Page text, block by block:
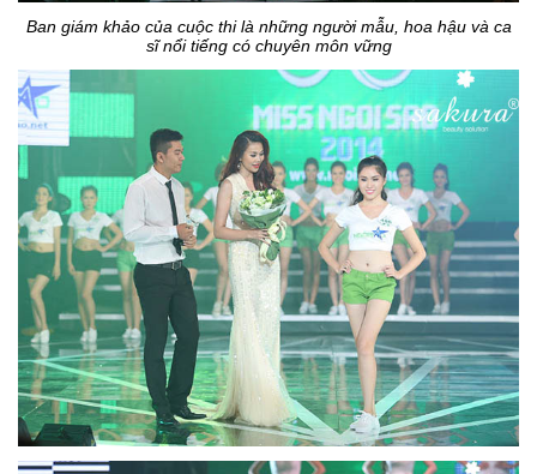
Ban giám khảo của cuộc thi là những người mẫu, hoa hậu và ca
sĩ nổi tiếng có chuyên môn vững